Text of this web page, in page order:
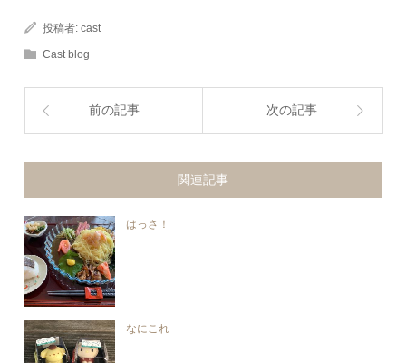
投稿者:cast
Cast blog
前の記事 次の記事
関連記事
はっさ！
なにこれ